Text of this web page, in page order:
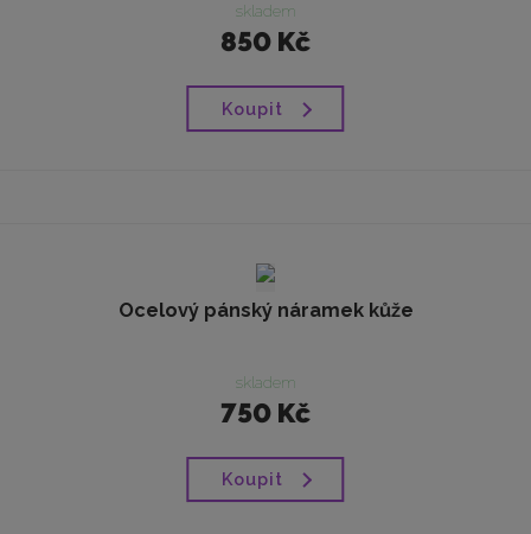
skladem
850 Kč
Koupit
Ocelový pánský náramek kůže
skladem
750 Kč
Koupit